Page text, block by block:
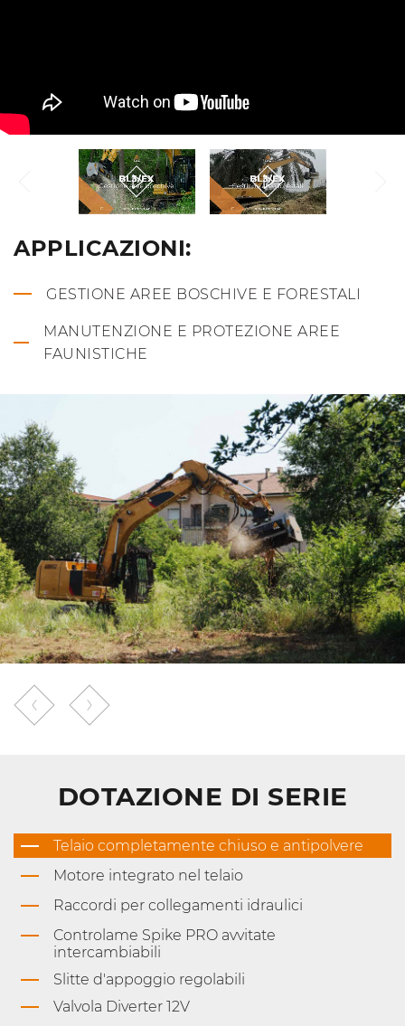
APPLICAZIONI:
GESTIONE AREE BOSCHIVE E FORESTALI
MANUTENZIONE E PROTEZIONE AREE
FAUNISTICHE
DOTAZIONE DI SERIE
Telaio completamente chiuso e antipolvere
Motore integrato nel telaio
Raccordi per collegamenti idraulici
Controlame Spike PRO avvitate
intercambiabili
Slitte d'appoggio regolabili
Valvola Diverter 12V